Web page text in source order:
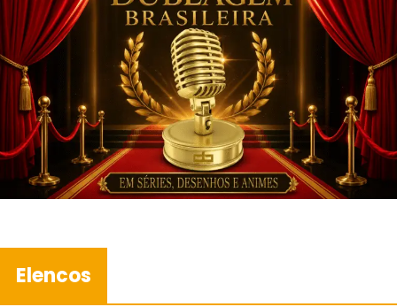
Elencos